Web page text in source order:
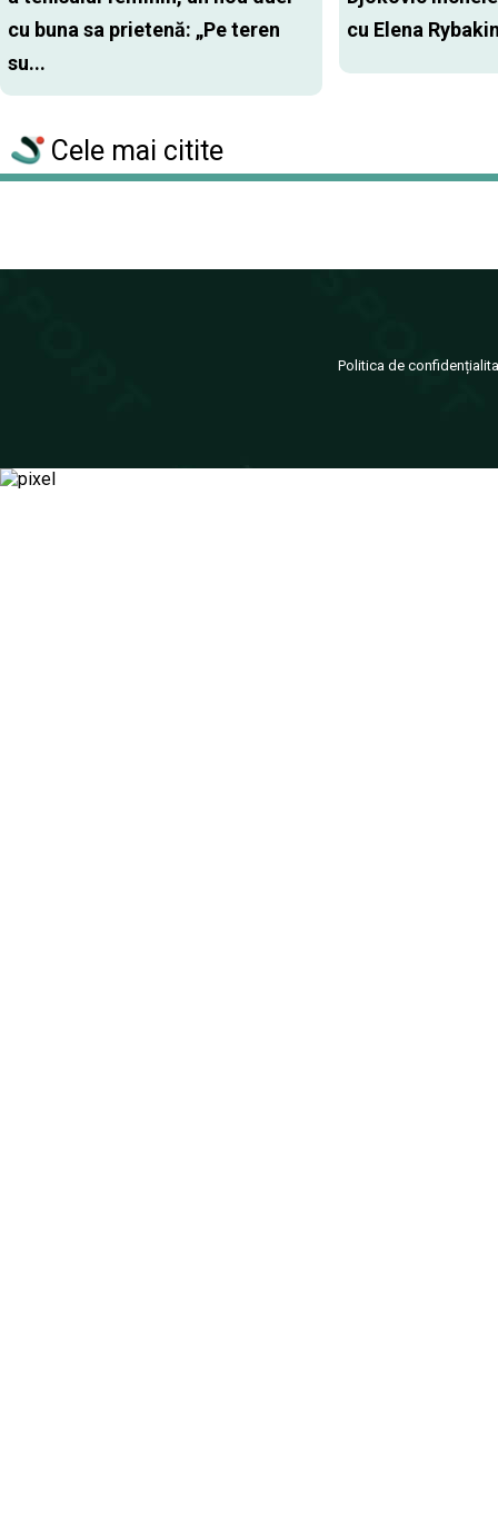
cu buna sa prietenă: „Pe teren
su...
cu Elena
Cele mai citite
Politica de